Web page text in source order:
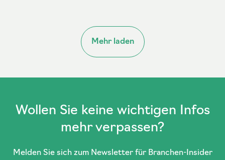
Mehr laden
Wollen Sie keine wichtigen Infos
mehr verpassen?
Melden Sie sich zum Newsletter für Branchen-Insider